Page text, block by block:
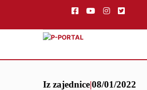
Iz zajednice|08/01/2022